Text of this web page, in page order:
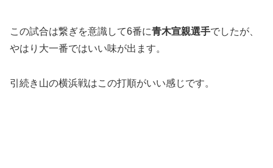
この試合は繋ぎを意識して6番に青木宣親選手でしたが、
やはり大一番ではいい味が出ます。
引続き山の横浜戦はこの打順がいい感じです。